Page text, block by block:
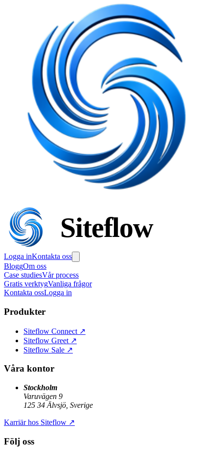
Siteflow
Logga inKontakta oss
BloggOm oss
Case studiesVår process
Gratis verktygVanliga frågor
Kontakta ossLogga in
Produkter
Siteflow Connect ↗
Siteflow Greet ↗
Siteflow Sale ↗
Våra kontor
Stockholm
Varuvägen 9
125 34 Älvsjö, Sverige
Karriär hos Siteflow ↗
Följ oss